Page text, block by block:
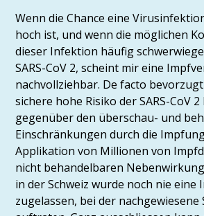
Wenn die Chance eine
hoch ist, und wenn die möglichen
dieser Infektion häufig
SARS-CoV 2, scheint mir eine
nachvollziehbar. De facto
sichere hohe Risiko der SARS-CoV
gegenüber den überschau- und
Einschränkungen durch die
Applikation von Millionen von
nicht behandelbaren
in der Schweiz wurde noch nie eine
zugelassen, bei der